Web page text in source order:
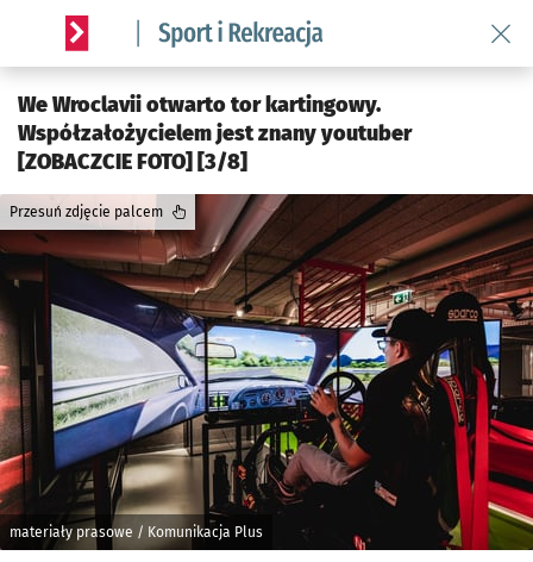
Serwis informacyjny wroclaw.pl podserwis: Sport i rekreacja
We Wroclavii otwarto tor kartingowy.
Współzałożycielem jest znany youtuber
[ZOBACZCIE FOTO] [3/8]
materiały prasowe / Komunikacja Plus
Przesuń zdjęcie palcem